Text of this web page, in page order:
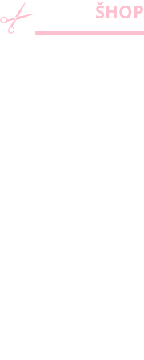
ŠHOP